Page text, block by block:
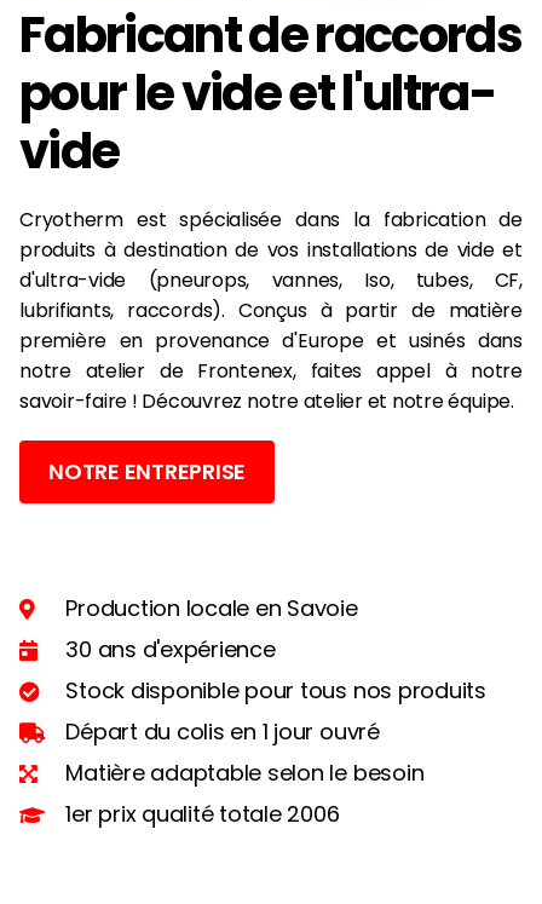
Fabricant de raccords
pour le vide et l'ultra-
vide
Cryotherm est spécialisée dans la fabrication de
produits à destination de vos installations de vide et
d'ultra-vide (pneurops, vannes, Iso, tubes, CF,
lubrifiants, raccords). Conçus à partir de matière
première en provenance d'Europe et usinés dans
notre atelier de Frontenex, faites appel à notre
savoir-faire ! Découvrez notre atelier et notre équipe.
NOTRE ENTREPRISE
Production locale en Savoie
30 ans d'expérience
Stock disponible pour tous nos produits
Départ du colis en 1 jour ouvré
Matière adaptable selon le besoin
1er prix qualité totale 2006